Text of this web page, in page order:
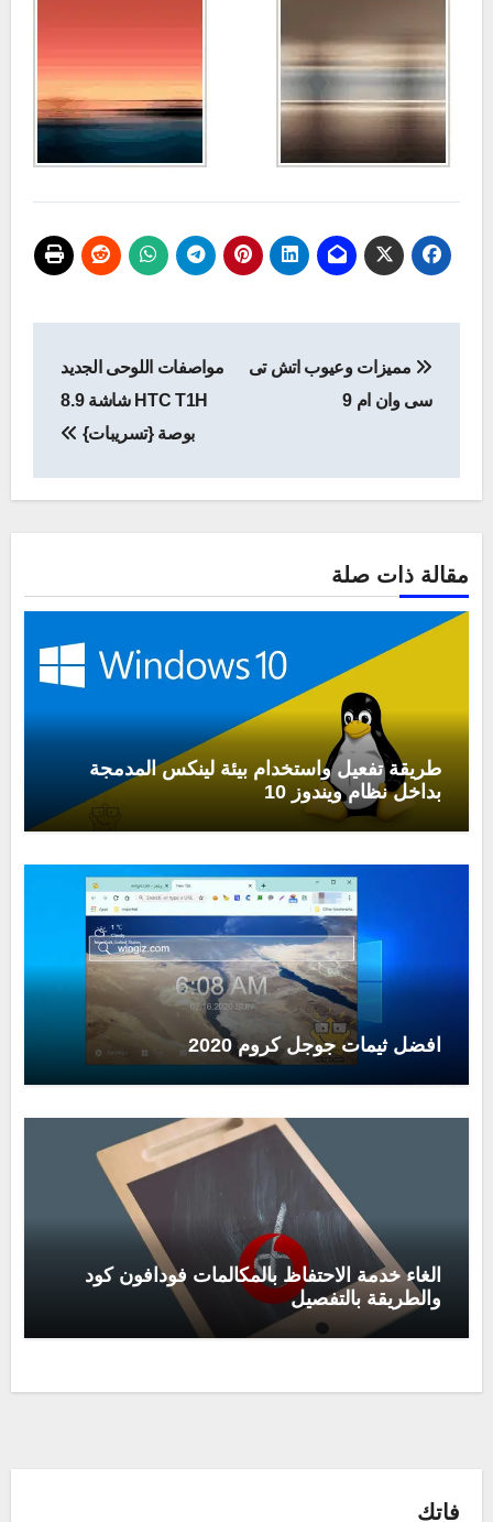
المقالات
مميزات وعيوب اتش تى
سى وان ام 9
مواصفات اللوحى الجديد
HTC T1H شاشة 8.9
بوصة {تسريبات}
مقالة ذات صلة
طريقة تفعيل واستخدام بيئة لينكس المدمجة
بداخل نظام ويندوز 10
افضل ثيمات جوجل كروم 2020
الغاء خدمة الاحتفاظ بالمكالمات فودافون كود
والطريقة بالتفصيل
فاتك